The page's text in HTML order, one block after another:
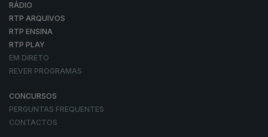
RÁDIO
RTP ARQUIVOS
RTP ENSINA
RTP PLAY
EM DIRETO
REVER PROGRAMAS
CONCURSOS
PERGUNTAS FREQUENTES
CONTACTOS